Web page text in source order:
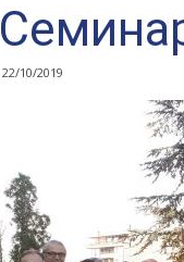
22/10/2019